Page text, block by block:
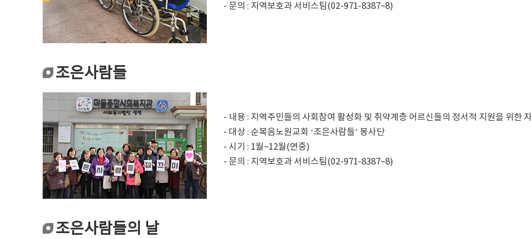
- 문의 : 지역보호과 서비스팀(02-971-8387~8)
조은사람들
- 내용 : 지역주민들의 사회참여 활성화 및 취약계층 어르신들의 정서적 지원을 위한
- 대상 : 순복음노원교회 ‘조은사람들’ 봉사단
- 시기 : 1월~12월(연중)
- 문의 : 지역보호과 서비스팀(02-971-8387~8)
조은사람들의 날